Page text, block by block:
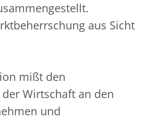
aus Sicht
mißt den
Wirtschaft an den
und